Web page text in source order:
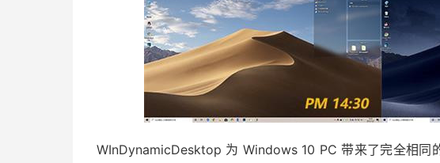
WInDynamicDesktop 为 Windows 10 PC 带来了完全相